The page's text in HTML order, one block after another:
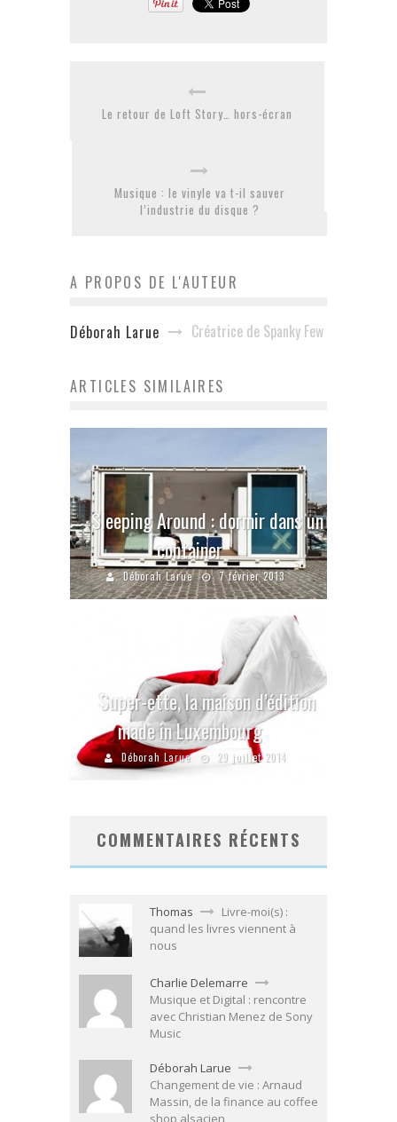
Le retour de Loft Story… hors-écran
Musique : le vinyle va t-il sauver
l’industrie du disque ?
A PROPOS DE L'AUTEUR
Déborah Larue Créatrice de Spanky Few
ARTICLES SIMILAIRES
Sleeping Around : dormir dans un
container
Déborah Larue 7 février 2013
Super-ette, la maison d’édition
made in Luxembourg
Déborah Larue 29 juillet 2014
COMMENTAIRES RÉCENTS
Thomas
Livre-moi(s) :
quand les livres viennent à
nous
Charlie Delemarre
Musique et Digital : rencontre
avec Christian Menez de Sony
Music
Déborah Larue
Changement de vie : Arnaud
Massin, de la finance au coffee
shop alsacien